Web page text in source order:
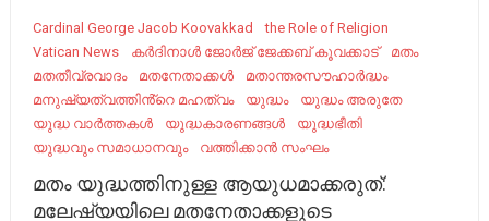
Cardinal George Jacob Koovakkad
the Role of Religion
Vatican News
കർദിനാൾ ജോർജ് ജേക്കബ് കൂവക്കാട്
മതം
മതതീവ്രവാദം
മതനേതാക്കൾ
മതാന്തരസൗഹാർദ്ധം
മനുഷ്യത്വത്തിൻ്റെ മഹത്വം
യുദ്ധം
യുദ്ധം അരുതേ
യുദ്ധ വാർത്തകൾ
യുദ്ധകാരണങ്ങൾ
യുദ്ധഭീതി
യുദ്ധവും സമാധാനവും
വത്തിക്കാൻ സംഘം
മതം യുദ്ധത്തിനുള്ള ആയുധമാക്കരുത്:
മലേഷ്യയിലെ മതനേതാക്കളുടെ